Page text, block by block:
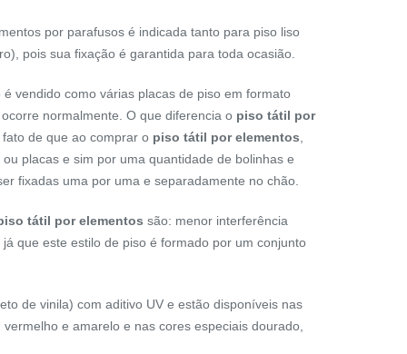
por parafusos é indicada tanto para piso liso
pois sua fixação é garantida para toda ocasião.
é vendido como várias placas de piso em formato
normalmente. O que diferencia o piso tátil por
de que ao comprar o piso tátil por elementos
placas e sim por uma quantidade de bolinhas e
fixadas uma por uma e separadamente no chão.
tátil por elementos são: menor interferência
que este estilo de piso é formado por um conjunto
de vinila) com aditivo UV e estão disponíveis nas
e amarelo e nas cores especiais dourado,